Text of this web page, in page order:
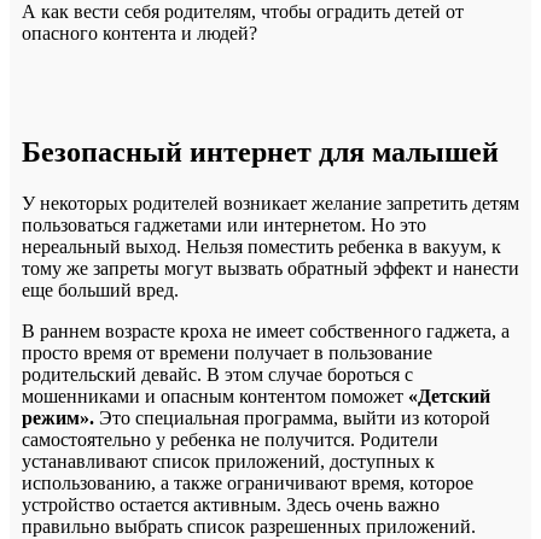
А как вести себя родителям, чтобы оградить детей от
опасного контента и людей?
Безопасный интернет для малышей
У некоторых родителей возникает желание запретить детям
пользоваться гаджетами или интернетом. Но это
нереальный выход. Нельзя поместить ребенка в вакуум, к
тому же запреты могут вызвать обратный эффект и нанести
еще больший вред.
В раннем возрасте кроха не имеет собственного гаджета, а
просто время от времени получает в пользование
родительский девайс. В этом случае бороться с
мошенниками и опасным контентом поможет «Детский
режим». Это специальная программа, выйти из которой
самостоятельно у ребенка не получится. Родители
устанавливают список приложений, доступных к
использованию, а также ограничивают время, которое
устройство остается активным. Здесь очень важно
правильно выбрать список разрешенных приложений.